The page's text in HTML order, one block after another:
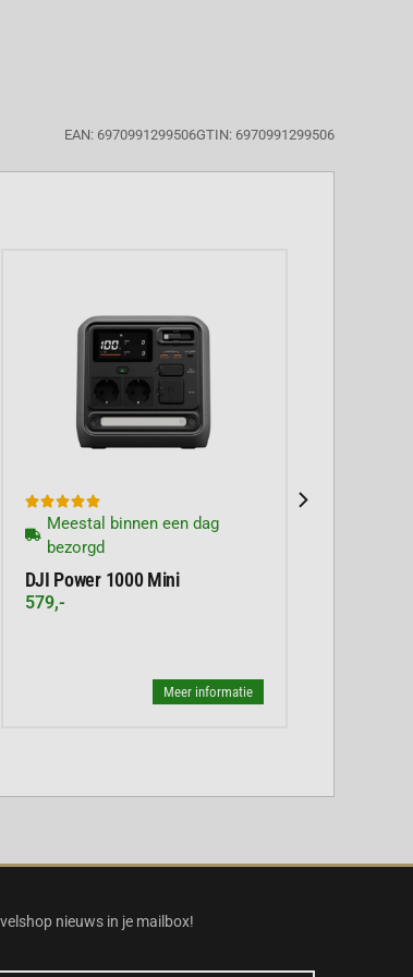
EAN: 6970991299506GTIN: 6970991299506

Meestal binnen een dag
bezorgd
DJI Power 1000 Mini
579,-
Meer informatie
nieuws in je mailbox!